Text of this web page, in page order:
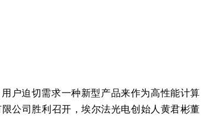
户迫切需求一种新型产品来作为高性能计算
公司胜利召开，埃尔法光电创始人黄君彬董